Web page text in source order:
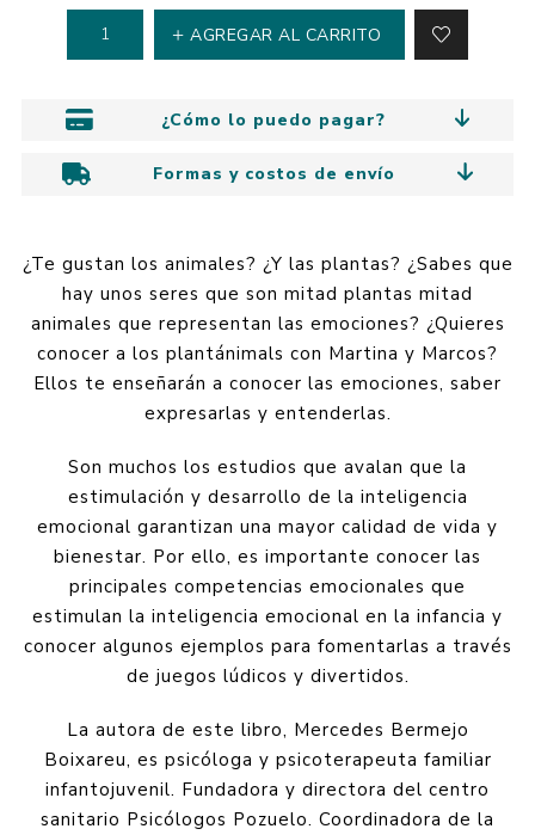
AGREGAR AL CARRITO
¿Cómo lo puedo pagar?
Formas y costos de envío
¿Te gustan los animales? ¿Y las plantas? ¿Sabes que
hay unos seres que son mitad plantas mitad
animales que representan las emociones? ¿Quieres
conocer a los plantánimals con Martina y Marcos?
Ellos te enseñarán a conocer las emociones, saber
expresarlas y entenderlas.
Son muchos los estudios que avalan que la
estimulación y desarrollo de la inteligencia
emocional garantizan una mayor calidad de vida y
bienestar. Por ello, es importante conocer las
principales competencias emocionales que
estimulan la inteligencia emocional en la infancia y
conocer algunos ejemplos para fomentarlas a través
de juegos lúdicos y divertidos.
La autora de este libro, Mercedes Bermejo
Boixareu, es psicóloga y psicoterapeuta familiar
infantojuvenil. Fundadora y directora del centro
sanitario Psicólogos Pozuelo. Coordinadora de la